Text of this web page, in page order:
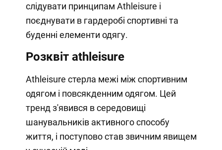
слідувати принципам Athleisure і
поєднувати в гардеробі спортивні та
буденні елементи одягу.
Розквіт athleisure
Athleisure стерла межі між спортивним
одягом і повсякденним одягом. Цей
тренд з'явився в середовищі
шанувальників активного способу
життя, і поступово став звичним явищем